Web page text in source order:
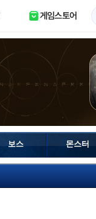
게임스토어
보스 몬스터